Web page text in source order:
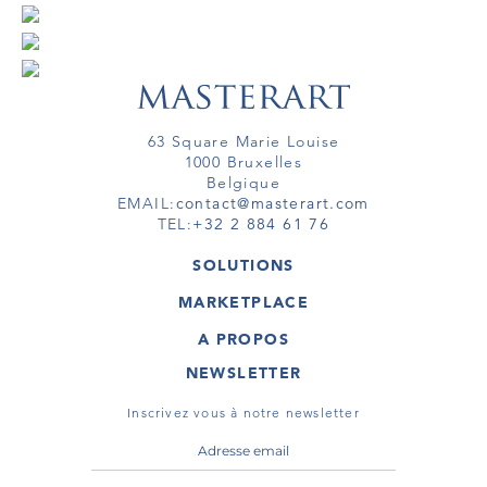
63 Square Marie Louise
1000 Bruxelles
Belgique
EMAIL:contact@masterart.com
TEL:+32 2 884 61 76
SOLUTIONS
GALERIE
ARTISTE
TOUR VIRTUEL
MARKETPLACE
OEUVRES D'ART
TOURS VIRTUELS
A PROPOS
MASTERART
CONDITIONS GÉNÉRALES
NEWSLETTER
Inscrivez vous à notre newsletter